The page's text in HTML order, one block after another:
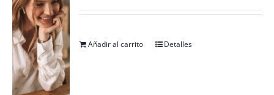
Añadir al carrito Detalles